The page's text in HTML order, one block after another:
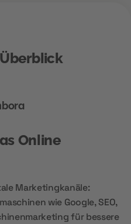
Online
Marketingkanäle:
wie Google, SEO,
für bessere